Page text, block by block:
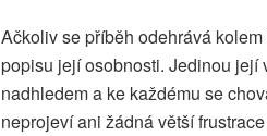
Ačkoliv se příběh odehrává
popisu její osobnosti. Jedinou její
nadhledem a ke každému se
neprojeví ani žádná větší